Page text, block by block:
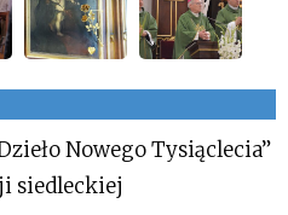
Nowego Tysiąclecia”
siedleckiej